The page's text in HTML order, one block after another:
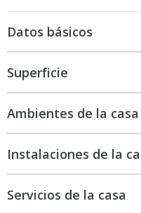
Datos básicos
Superficie
Ambientes de la casa
Instalaciones de la
Servicios de la casa